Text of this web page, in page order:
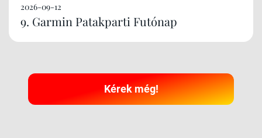
2026-09-12
9. Garmin Patakparti Futónap
Kérek még!